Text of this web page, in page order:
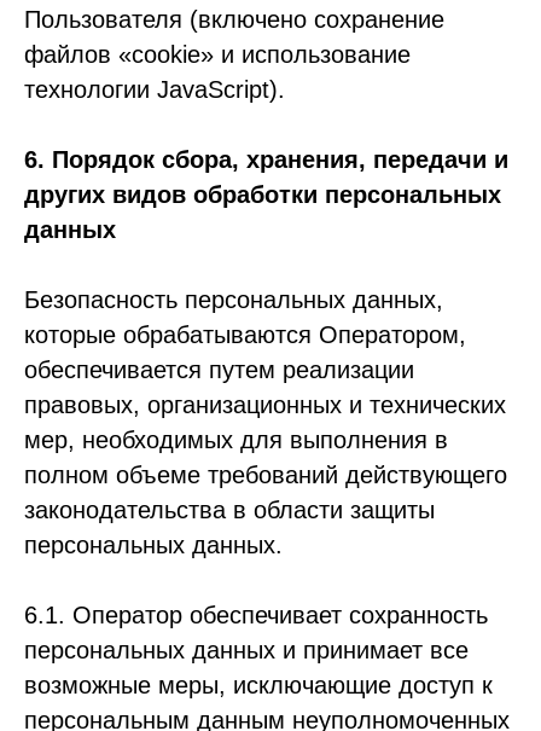
Пользователя (включено сохранение
файлов «cookie» и использование
технологии JavaScript).
6. Порядок сбора, хранения, передачи и
других видов обработки персональных
данных
Безопасность персональных данных,
которые обрабатываются Оператором,
обеспечивается путем реализации
правовых, организационных и технических
мер, необходимых для выполнения в
полном объеме требований действующего
законодательства в области защиты
персональных данных.
6.1. Оператор обеспечивает сохранность
персональных данных и принимает все
возможные меры, исключающие доступ к
персональным данным неуполномоченных
Получить
Нажимая кнопку, вы даете согласие на
обработку персональных данных и соглашаетесь
сПолитикой конфиденциальности